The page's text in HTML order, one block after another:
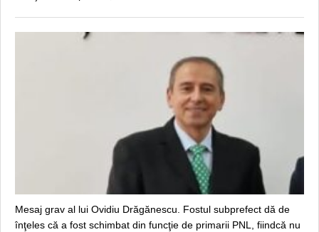
Mesaj grav al lui Ovidiu Drăgănescu. Fostul subprefect dă de
înţeles că a fost schimbat din funcţie de primarii PNL, fiindcă nu